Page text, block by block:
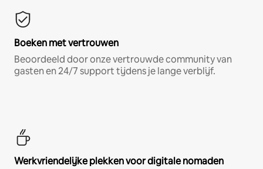
Boeken met vertrouwen
Beoordeeld door onze vertrouwde community van
gasten en 24/7 support tijdens je lange verblijf.
Werkvriendelijke plekken voor digitale nomaden